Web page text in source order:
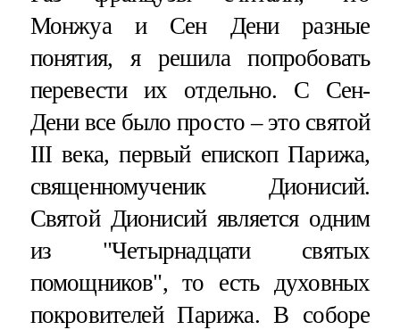
Монжуа и Сен Дени разные
понятия, я решила попробовать
перевести их отдельно. С Сен-
Дени все было просто – это святой
III века, первый епископ Парижа,
священномученик Дионисий.
Святой Дионисий является одним
из "Четырнадцати святых
помощников", то есть духовных
покровителей Парижа. В соборе